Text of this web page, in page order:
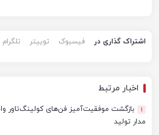
اشتراک گذاری در فیسبوک توییتر تلگرام
اخبار مرتبط
1
مدار تولید